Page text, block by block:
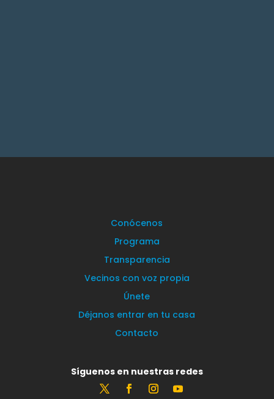
Conócenos
Programa
Transparencia
Vecinos con voz propia
Únete
Déjanos entrar en tu casa
Contacto
Síguenos en nuestras redes